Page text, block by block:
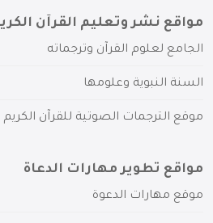
مواقع نشر وتعليم القرآن
الجامع لعلوم القرآن وترجماته
السنة النبوية وعلومها
موقع الترجمات الصوتية للقرآن الكريم
مواقع تطوير مهارات الدعاة
موقع مهارات الدعوة